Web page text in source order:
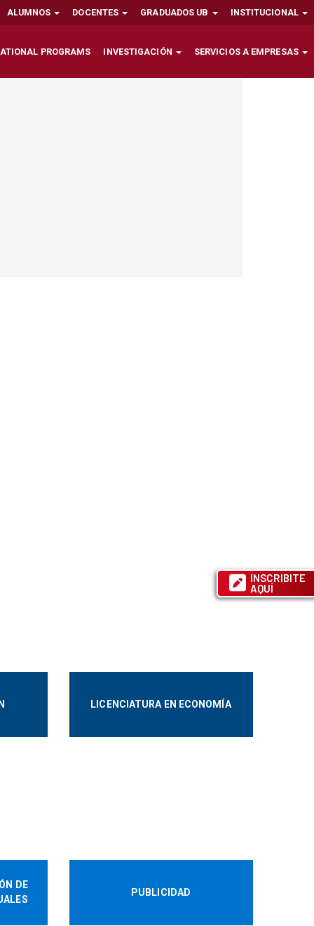
ALUMNOS DOCENTES GRADUADOS UB INSTITUCIONAL
PROGRAMS INVESTIGACIÓN SERVICIOS A EMPRESAS
LICENCIATURA EN ECONOMÍA
DE
PUBLICIDAD
INSCRIBITE
AQUÍ